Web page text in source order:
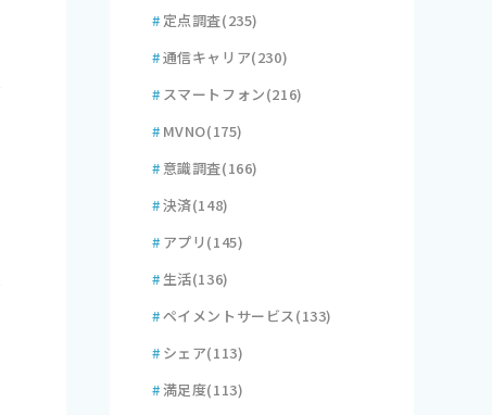
# 定点調査(235)
#通信キャリア(230)
# スマートフォン(216)
# MVNO(175)
# 意識調査(166)
#決済(148)
# アプリ(145)
# 生活(136)
#ペイメントサービス(133)
# シェア(113)
#満足度(113)